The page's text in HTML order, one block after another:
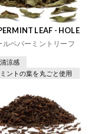
LEAF - HOLE
ルペパーミントリーフ
涼感
ントの葉を丸ごと使用